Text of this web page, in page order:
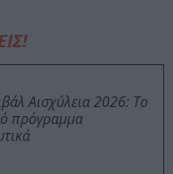
Αισχύλεια 2026: Το
πρόγραμμα